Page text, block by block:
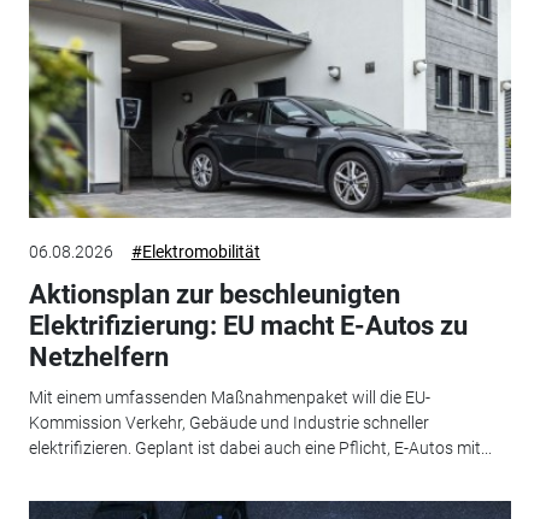
06.08.2026 #Elektromobilität
Aktionsplan zur beschleunigten
Elektrifizierung: EU macht E-Autos zu
Netzhelfern
Mit einem umfassenden Maßnahmenpaket will die EU-
Kommission Verkehr, Gebäude und Industrie schneller
elektrifizieren. Geplant ist dabei auch eine Pflicht, E-Autos mit...